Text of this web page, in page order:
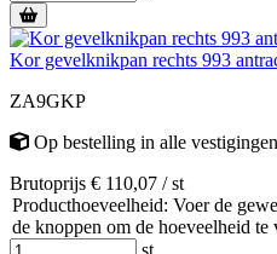
Kor gevelknikpan rechts 993
ZA9GKP
Op bestelling in alle vestigingen
Brutoprijs € 110,07 / st
Producthoeveelheid: Voer de
de knoppen om de hoeveelheid te
st